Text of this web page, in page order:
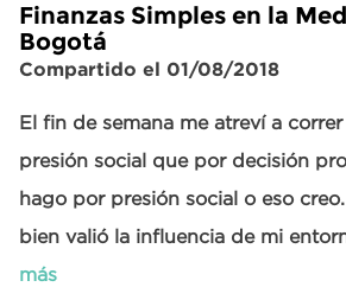
Finanzas Simples en la
Bogotá
Compartido el 01/08/2018
El fin de semana me atreví a
presión social que por decisión
hago por presión social o eso
bien valió la influencia de mi
más